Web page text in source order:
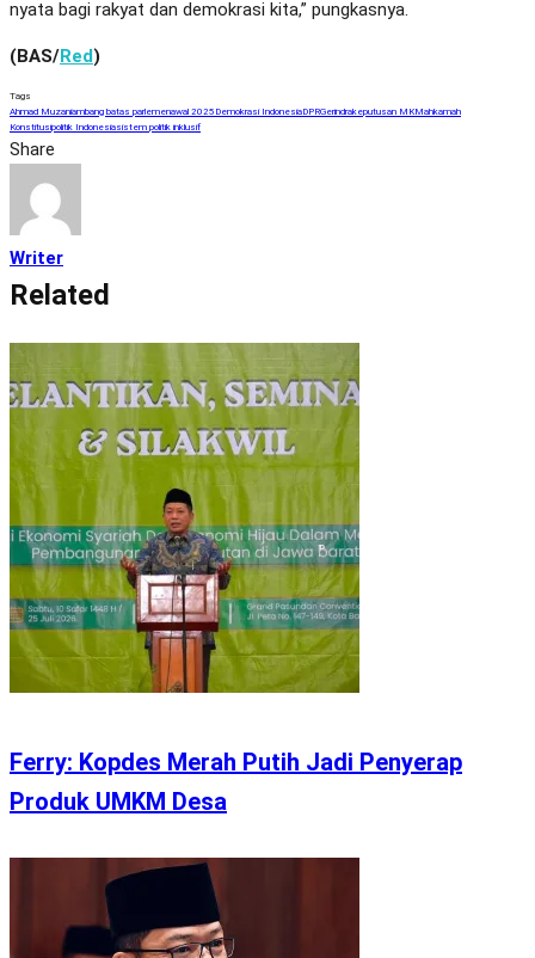
nyata bagi rakyat dan demokrasi kita,” pungkasnya.
(BAS/Red)
Tags
Ahmad Muzaniambang batas parlemenawal 2025 Demokrasi IndonesiaDPRGerindrakeputusan MKMahkamah
Konstitusipolitik Indonesiasistem politik inklusif
Share
Writer
Related
Ferry: Kopdes Merah Putih Jadi Penyerap
Produk UMKM Desa